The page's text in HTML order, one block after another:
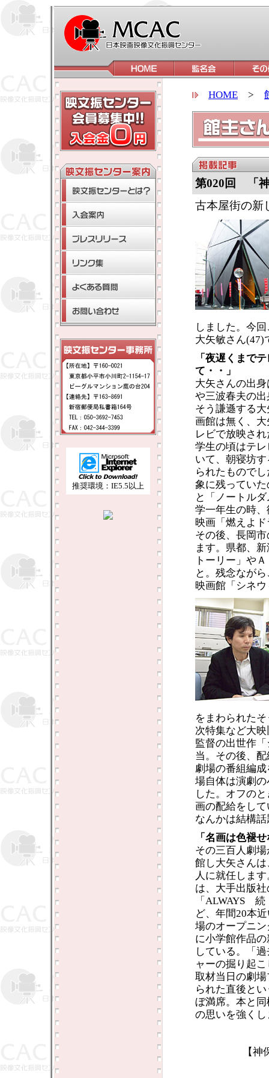
推奨環境：IE5.5以上
HOME >
第020回 「
古本屋街の新
しました。今
大矢敏さん(47)
「夜遅くまで
て・・」
大矢さんの出
や三波春夫の
そう謙遜する
画館は無く、
レビで放映さ
学生の頃はテ
いて、朝寝坊
られたもので
象に残ってい
と「ノートル
学一年生の時
映画「燃えよ
その後、長岡
ます。県都、
トーリー」や
と。残念なが
映画館「シネ
をまわられた
次特集など大
監督の出世作
当。その後、
劇場の番組編
場自体は演劇
した。オフの
画の配給をし
なんかは結構
「名画は色褪
その三百人劇
館し大矢さん
人に就任しま
は、大手出版
「ALWAYS
ど、年間20本
場のオープニ
に小学館作品
している。「
ャーの掘り起
取材当日の劇
られた直後と
ぼ満席。本と
の思いを強く
【